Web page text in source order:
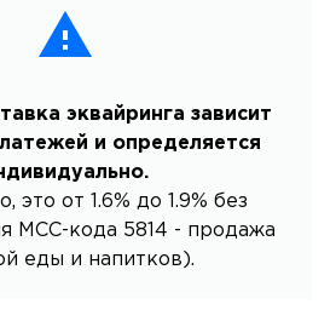
эквайринга зависит
и определяется
это от 1.6% до 1.9% без
MCC-кода 5814 - продажа
еды и напитков).